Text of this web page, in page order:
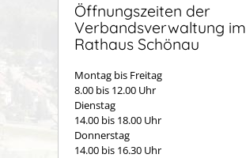
Öffnungszeiten der
Verbandsverwaltung im
Rathaus Schönau
Montag bis Freitag
8.00 bis 12.00 Uhr
Dienstag
14.00 bis 18.00 Uhr
Donnerstag
14.00 bis 16.30 Uhr